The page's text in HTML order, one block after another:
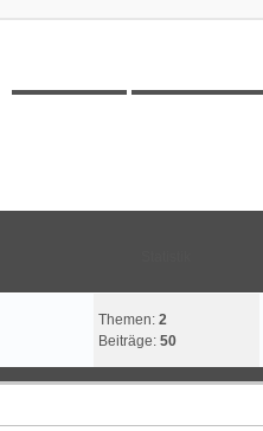
Themen: 2
Beiträge: 50